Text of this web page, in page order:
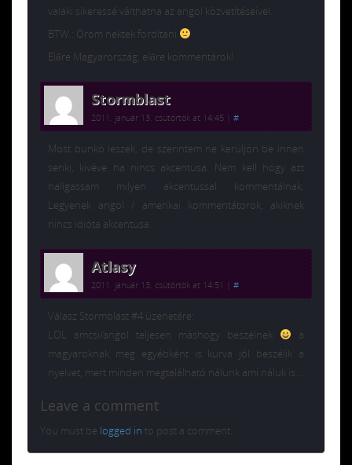
valaki sikeressé válthatna az angol közvetítéseivel.
BTW.: Öröm nektek fordítani
Előre Magyarország, előre kommentárok!
Stormblast
2011. január 13. csütörtök at 14:45 #
Most bunkó leszek, de szerintem ne kerüljön be innen
senki, kivéve ha nincs akcentusa. Nem kell hogy azt
hallgassam milyen akcentussal kommentálnak.
Legyenek angol / amerikai kommentátorok, akiknek
nincs idióta akcentusa.
Atlasy
2011. január 13. csütörtök at 14:51 #
Válasz Stormblast #4 üzenetére:
LOL amcsi/angol teljesen máshogy beszélnek
a
magyaroknak meg egyébként is kurva jól beszélik a
nyelvet, mert minden megtalálható nálunk ami náluk is…
Leave a comment
You must be logged in to post a comment.